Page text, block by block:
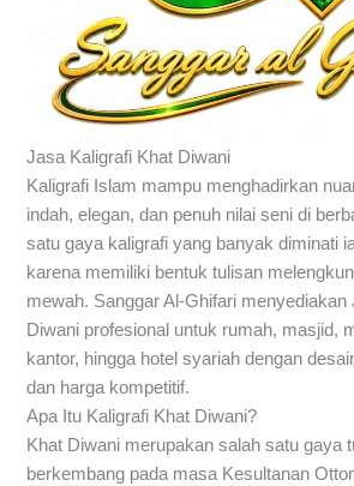
Jasa Kaligrafi Khat Diwani
Kaligrafi Islam mampu menghadirkan
indah, elegan, dan penuh nilai seni di
satu gaya kaligrafi yang banyak diminati
karena memiliki bentuk tulisan
mewah. Sanggar Al-Ghifari menyediakan
Diwani profesional untuk rumah, masjid,
kantor, hingga hotel syariah dengan
dan harga kompetitif.
Apa Itu Kaligrafi Khat Diwani?
Khat Diwani merupakan salah satu gaya
berkembang pada masa Kesultanan